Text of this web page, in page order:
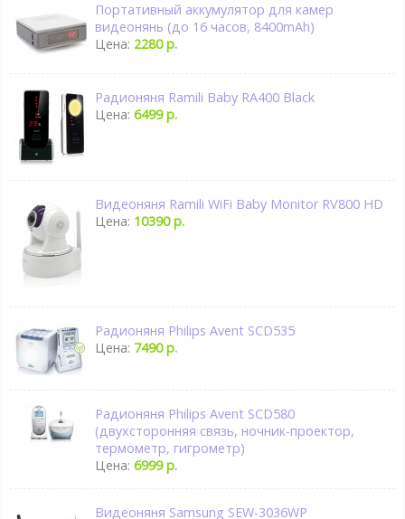
Портативный аккумулятор для камер
видеонянь (до 16 часов, 8400mAh)
Цена: 2280 р.
Радионяня Ramili Baby RA400 Black
Цена:6499 р.
Видеоняня Ramili WiFi Baby Monitor RV800 HD
Цена: 10390 р.
Радионяня Philips Avent SCD535
Цена: 7490 р.
Радионяня Philips Avent SCD580
(двухсторонняя связь, ночник-проектор,
термометр, гигрометр)
Цена:6999 р.
Видеоняня Samsung SEW-3036WP